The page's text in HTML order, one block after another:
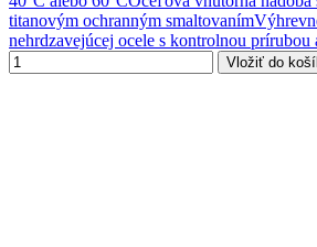
titanovým ochranným
nehrdzavejúcej ocele s kontrolnou prírubou
Vložiť do